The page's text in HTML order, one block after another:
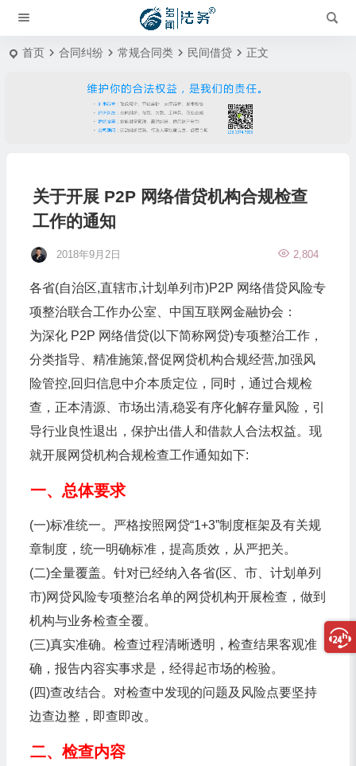
首页 合同纠纷 常规合同类 民间借贷 正文
关于开展 P2P 网络借贷机构合规检查
工作的通知
2018年9月2日 2,804
各省(自治区,直辖市,计划单列市)P2P 网络借贷风险专
项整治联合工作办公室、中国互联网金融协会：
为深化 P2P 网络借贷(以下简称网贷)专项整治工作，
分类指导、精准施策,督促网贷机构合规经营,加强风
险管控,回归信息中介本质定位，同时，通过合规检
查，正本清源、市场出清,稳妥有序化解存量风险，引
导行业良性退出，保护出借人和借款人合法权益。现
就开展网贷机构合规检查工作通知如下:
一、总体要求
(一)标准统一。严格按照网贷“1+3”制度框架及有关规
章制度，统一明确标准，提高质效，从严把关。
(二)全量覆盖。针对已经纳入各省(区、市、计划单列
市)网贷风险专项整治名单的网贷机构开展检查，做到
机构与业务检查全覆。
(三)真实准确。检查过程清晰透明，检查结果客观准
确，报告内容实事求是，经得起市场的检验。
(四)查改结合。对检查中发现的问题及风险点要坚持
边查边整，即查即改。
二、检查内容